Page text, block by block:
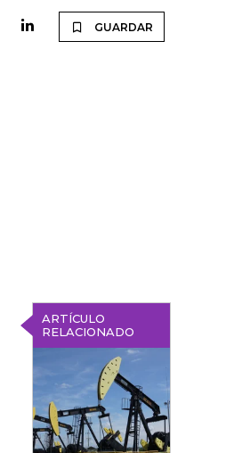
GUARDAR
ARTÍCULO
RELACIONADO